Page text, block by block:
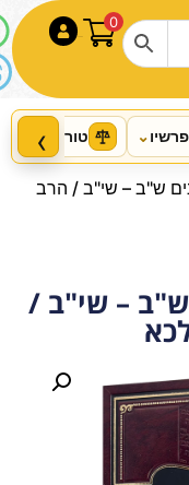
Rav Chaim
0
‹ ⌄ טור ושו"ע
ש"ב – שי"ב / הרב
ש"ב – שי"ב /